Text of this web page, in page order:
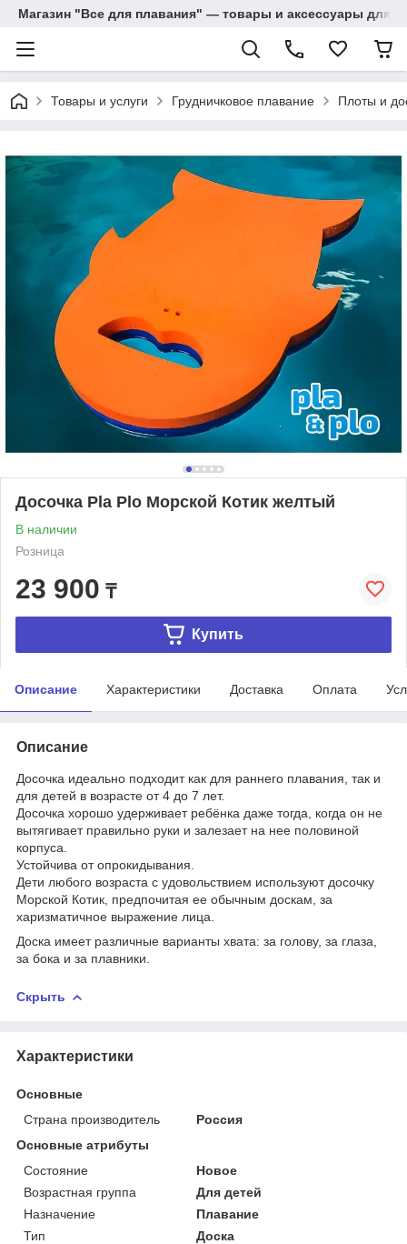
Магазин "Все для плавания" — товары и аксессуары для
Товары и услуги Грудничковое плавание Плоты и
Досочка Pla Plo Морской Котик желтый
В наличии
Розница
23 900 ₸
Купить
Описание Характеристики Доставка Оплата
Описание
Досочка идеально подходит как для раннего плавания, так и
для детей в возрасте от 4 до 7 лет.
Досочка хорошо удерживает ребёнка даже тогда, когда он не
вытягивает правильно руки и залезает на нее половиной
корпуса.
Устойчива от опрокидывания.
Дети любого возраста с удовольствием используют досочку
Морской Котик, предпочитая ее обычным доскам, за
харизматичное выражение лица.
Доска имеет различные варианты хвата: за голову, за глаза,
за бока и за плавники.
Скрыть
Характеристики
Основные
Страна производитель
Россия
Основные атрибуты
Состояние
Новое
Возрастная группа
Для детей
Назначение
Плавание
Тип
Доска